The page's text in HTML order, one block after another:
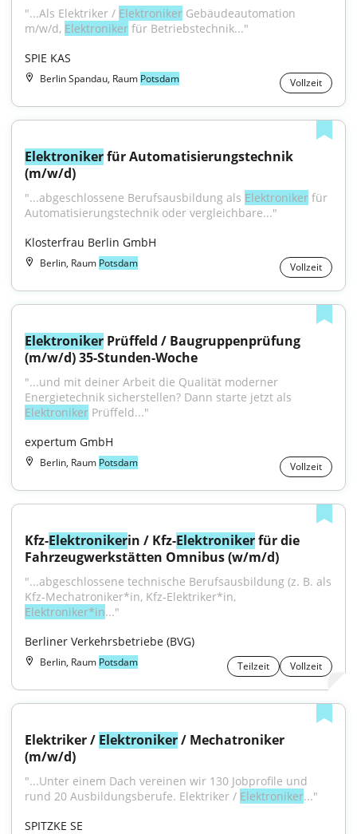
"...Als Elektriker / Elektroniker Gebäudeautomation
m/w/d, Elektroniker für Betriebstechnik..."
SPIE KAS
Berlin Spandau, Raum Potsdam Vollzeit
Elektroniker für Automatisierungstechnik
(m/w/d)
"...abgeschlossene Berufsausbildung als Elektroniker für
Automatisierungstechnik oder vergleichbare..."
Klosterfrau Berlin GmbH
Berlin, Raum Potsdam Vollzeit
Elektroniker Prüffeld / Baugruppenprüfung
(m/w/d) 35-Stunden-Woche
"...und mit deiner Arbeit die Qualität moderner
Elektroniker Prüffeld..."
expertum GmbH
Berlin, Raum Potsdam Vollzeit
Kfz-Elektronikerin / Kfz-Elektroniker für die
Fahrzeugwerkstätten Omnibus (w/m/d)
"...abgeschlossene technische Berufsausbildung (z. B. als
Elektroniker*in..."
Berliner Verkehrsbetriebe (BVG)
Berlin, Raum Potsdam Teilzeit Vollzeit
Elektriker / Elektroniker / Mechatroniker
(m/w/d)
"...Unter einem Dach vereinen wir 130 Jobprofile und
rund 20 Aus­bildungs­berufe. Elektriker / Elektroniker..."
SPITZKE SE